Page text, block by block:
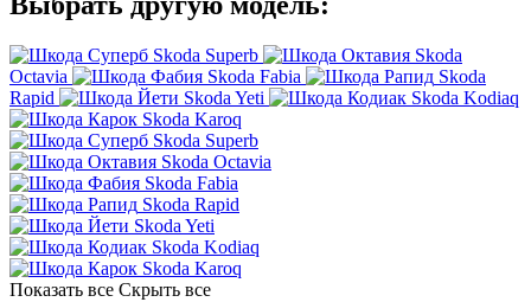
Skoda Superb
Skoda
Octavia
Skoda Fabia
Skoda
Rapid
Skoda Yeti
Skoda Kodiaq
Skoda Karoq
Skoda Superb
Skoda Octavia
Skoda Fabia
Skoda Rapid
Skoda Yeti
Skoda Kodiaq
Skoda Karoq
Показать все Скрыть все